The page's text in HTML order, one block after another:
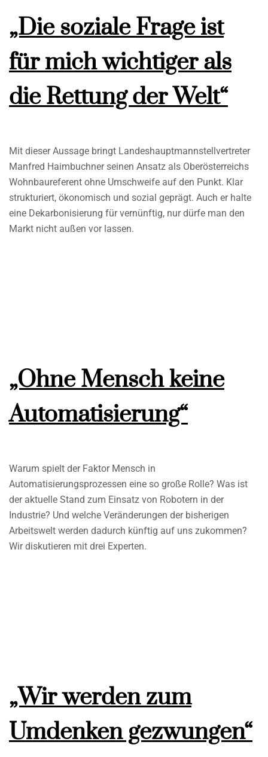
„Die soziale Frage ist
für mich wichtiger als
die Rettung der Welt“
Mit dieser Aussage bringt Landeshauptmannstellvertreter
Manfred Haimbuchner seinen Ansatz als Oberösterreichs
Wohnbaureferent ohne Umschweife auf den Punkt. Klar
strukturiert, ökonomisch und sozial geprägt. Auch er halte
eine Dekarbonisierung für vernünftig, nur dürfe man den
Markt nicht außen vor lassen.
„Ohne Mensch keine
Automatisierung“
Warum spielt der Faktor Mensch in
Automatisierungsprozessen eine so große Rolle? Was ist
der aktuelle Stand zum Einsatz von Robotern in der
Industrie? Und welche Veränderungen der bisherigen
Arbeitswelt werden dadurch künftig auf uns zukommen?
Wir diskutieren mit drei Experten.
„Wir werden zum
Umdenken gezwungen“